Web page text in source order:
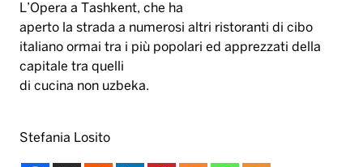
L’Opera a Tashkent, che ha
aperto la strada a numerosi altri ristoranti di cibo
italiano ormai tra i più popolari ed apprezzati della
capitale tra quelli
di cucina non uzbeka.
Stefania Losito